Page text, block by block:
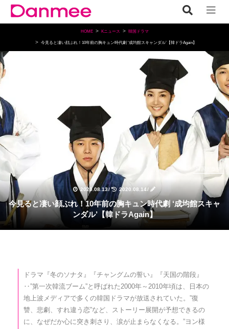
HOME Kニュース 韓国ドラマ
今見ると凄い顔ぶれ！10年前の胸キュン時代劇 ‘成均館スキャンダル’【韓ドラAgain】
2020.08.13/ 2020.08.14/
韓国ドラマ
今見ると凄い顔ぶれ！10年前の胸キュン時代劇 ‘成均館スキャ
ンダル’【韓ドラAgain】
ドラマ『冬のソナタ』『チャングムの誓い』『天国の階段』
‥”第一次韓流ブーム”と呼ばれた2000年～2010年頃は、日本の
地上波メディアで多くの韓国ドラマが放送されていた。”復
讐、悲劇、すれ違う恋”など、ストーリー展開が予想できるの
に、なぜだか心に突き刺さり、涙が止まらなくなる。”ヨン様